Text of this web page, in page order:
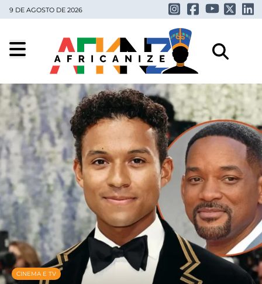
9 DE AGOSTO DE 2026
CINEMA E TV